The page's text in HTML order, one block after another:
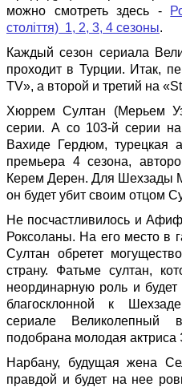
можно смотреть здесь -
століття) 1, 2, 3, 4 сезоны.
Каждый сезон сериала
проходит в Турции. Итак,
TV», а второй и третий на
Хюррем Султан (Мерьем
серии. А со 103-й серии
Вахиде Гердюм, турецкая
премьера 4 сезона,
Керем Дерен. Для Шехзады
он будет убит своим отцом
Не посчастливилось и
Роксоланы. На его место в
Султан обретет
страну. Фатьме султан,
неординарную роль и
благосклонной к
сериале Великолепный
подобрана молодая
Нарбану, будущая жена
правдой и будет на нее